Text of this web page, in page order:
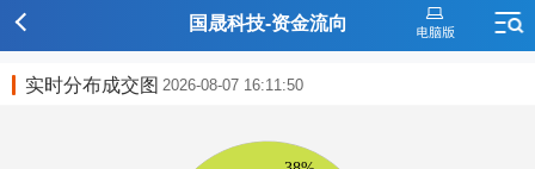
国晟科技-资金流向
实时分布成交图 2026-08-07 16:11:50